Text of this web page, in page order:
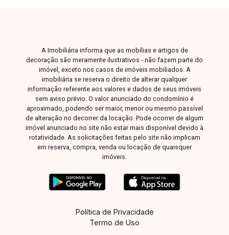
A Imobiliária informa que as mobílias e artigos de
decoração são meramente ilustrativos - não fazem parte do
imóvel, exceto nos casos de imóveis mobiliados. A
imobiliária se reserva o direito de alterar qualquer
informação referente aos valores e dados de seus imóveis
sem aviso prévio. O valor anunciado do condomínio é
aproximado, podendo ser maior, menor ou mesmo passível
de alteração no decorrer da locação. Pode ocorrer de algum
imóvel anunciado no site não estar mais disponível devido à
rotatividade. As solicitações feitas pelo site não implicam
em reserva, compra, venda ou locação de quaisquer
imóveis.
Política de Privacidade
Termo de Uso